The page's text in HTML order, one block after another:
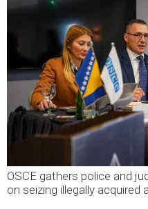
OSCE gathers police and
on seizing illegally acquired